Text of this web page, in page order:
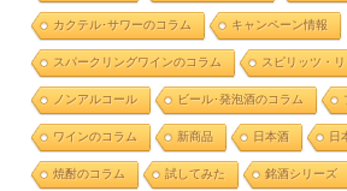
カクテル･サワーのコラム キャンペーン情報
スパークリングワインのコラム スピリッツ・
ノンアルコール ビール･発泡酒のコラム
ワインのコラム 新商品 日本酒 日
焼酎のコラム 試してみた 銘酒シリーズ